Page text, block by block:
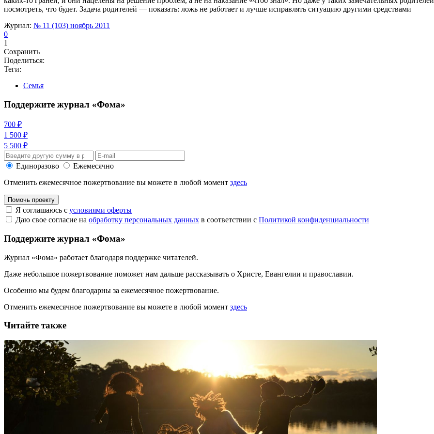
посмотреть, что будет. Задача родителей — показать: ложь не работает и лучше исправлять ситуацию другими средствами
Журнал: № 11 (103) ноябрь 2011
0
1
Сохранить
Поделиться:
Теги:
Семья
Поддержите журнал «Фома»
700 ₽
1 500 ₽
5 500 ₽
Единоразово
Ежемесячно
Отменить ежемесячное пожертвование вы можете в любой момент здесь
Помочь проекту
Я соглашаюсь с условиями оферты
Даю свое согласие на обработку персональных данных в соответствии с Политикой конфиденциальности
Поддержите журнал «Фома»
Журнал «Фома» работает благодаря поддержке читателей.
Даже небольшое пожертвование поможет нам дальше рассказывать о Христе, Евангелии и православии.
Особенно мы будем благодарны за ежемесячное пожертвование.
Отменить ежемесячное пожертвование вы можете в любой момент здесь
Читайте также